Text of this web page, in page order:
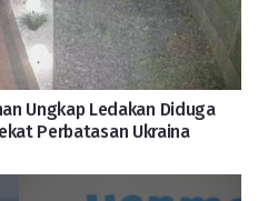
Ungkap Ledakan Diduga
Perbatasan Ukraina